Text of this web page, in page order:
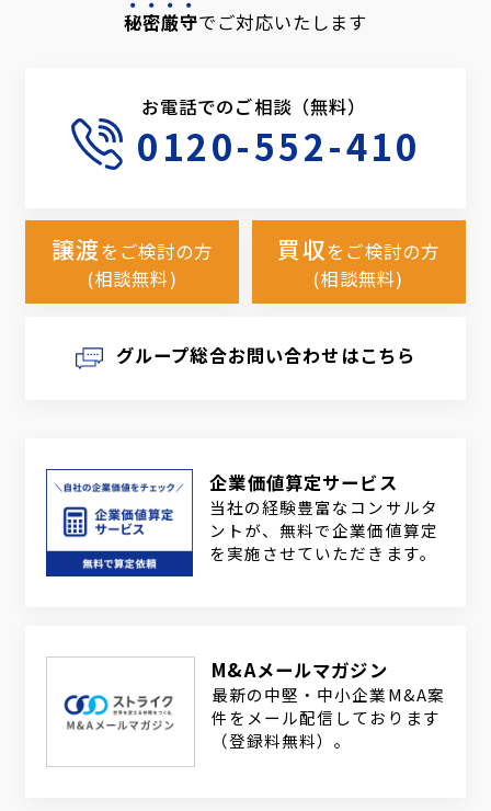
秘密厳守でご対応いたします
お電話でのご相談（無料）
0120-552-410
譲渡をご検討の方
(相談無料)
買収をご検討の方
(相談無料)
グループ総合お問い合わせはこちら
企業価値算定サービス
当社の経験豊富なコンサルタ
ントが、無料で企業価値算定
を実施させていただきます。
M&Aメールマガジン
最新の中堅・中小企業M&A案
件をメール配信しております
（登録料無料）。